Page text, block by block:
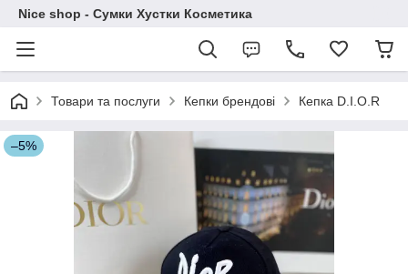
Nice shop - Сумки Хустки Косметика
Товари та послуги Кепки брендові Кепка D.I.O.R
–5%